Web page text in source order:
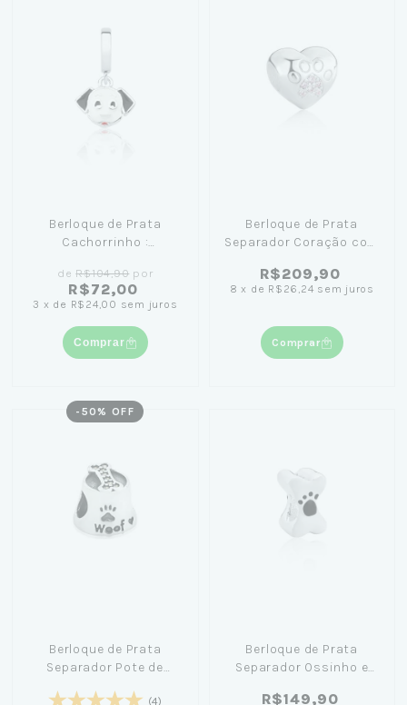
Berloque de Prata
Cachorrinho :
em sua Joia
deR$104,90 por
R$72,00
3 x de R$24,00 sem juros
Comprar
Berloque de Prata
Separador Coração com
R$209,90
8 x de R$26,24 sem juros
Comprar
- 50 % OFF
Berloque de Prata
Separador Pote de
(4)
Berloque de Prata
Separador Ossinho e
R$149,90